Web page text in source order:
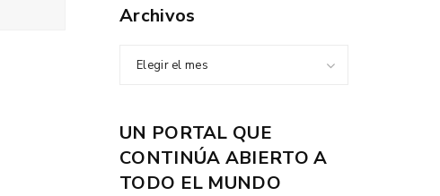
Archivos
Elegir el mes
UN PORTAL QUE
CONTINÚA ABIERTO A
TODO EL MUNDO